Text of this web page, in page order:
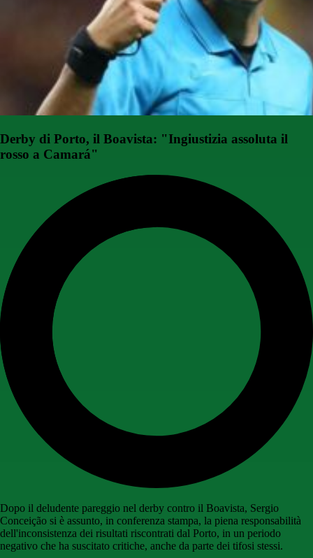
Derby di Porto, il Boavista: "Ingiustizia assoluta il
rosso a Camará"
Dopo il deludente pareggio nel derby contro il Boavista, Sergio
Conceição si è assunto, in conferenza stampa, la piena responsabilità
dell'inconsistenza dei risultati riscontrati dal Porto, in un periodo
negativo che ha suscitato critiche, anche da parte dei tifosi stessi.